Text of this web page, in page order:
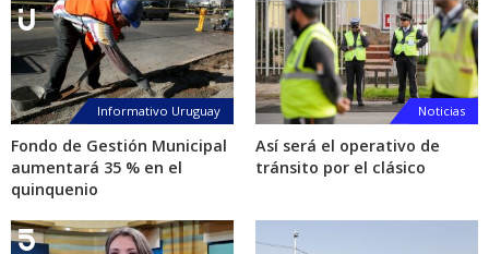
Informativo Uruguay
Fondo de Gestión Municipal
aumentará 35 % en el
quinquenio
Noticias
Así será el operativo de
tránsito por el clásico